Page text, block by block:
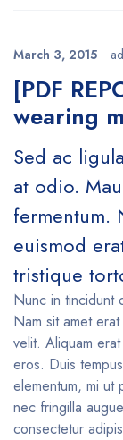
March 3, 2015
[PDF
wearing
Sed ac
at odio.
fermentum.
euismod
tristique
Nunc in tincidunt
Nam sit amet
velit. Aliquam
eros. Duis
elementum, mi ut
nec fringilla
consectetur